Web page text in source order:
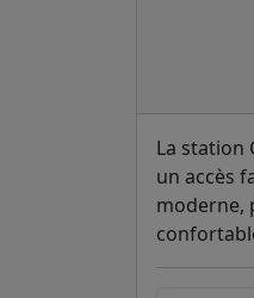
La station
un accès
moderne,